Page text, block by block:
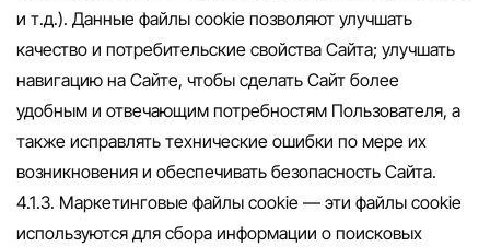
и т.д.). Данные файлы cookie позволяют улучшать
качество и потребительские свойства Сайта; улучшать
навигацию на Сайте, чтобы сделать Сайт более
удобным и отвечающим потребностям Пользователя, а
также исправлять технические ошибки по мере их
возникновения и обеспечивать безопасность Сайта.
4.1.3. Маркетинговые файлы cookie — эти файлы cookie
используются для сбора информации о поисковых